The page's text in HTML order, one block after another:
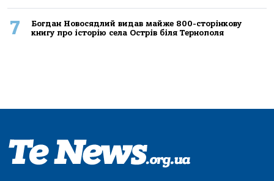
7
Богдан Новосядлий видав майже 800-сторінкову
книгу про історію села Острів біля Тернополя